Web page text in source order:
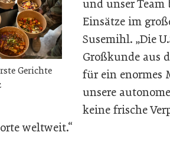
Gerichte
und unser
Einsätze im
Susemihl. „Die
Großkunde aus
für ein enormes
unsere
keine frische
weltweit.“